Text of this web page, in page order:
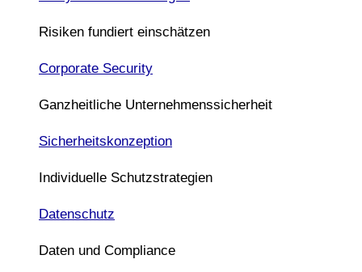
Risiken fundiert einschätzen
Corporate Security
Ganzheitliche Unternehmenssicherheit
Sicherheitskonzeption
Individuelle Schutzstrategien
Datenschutz
Daten und Compliance